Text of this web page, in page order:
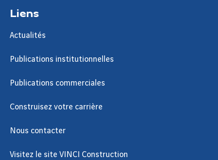
Liens
Actualités
Publications institutionnelles
Publications commerciales
Construisez votre carrière
Nous contacter
Visitez le site VINCI Construction